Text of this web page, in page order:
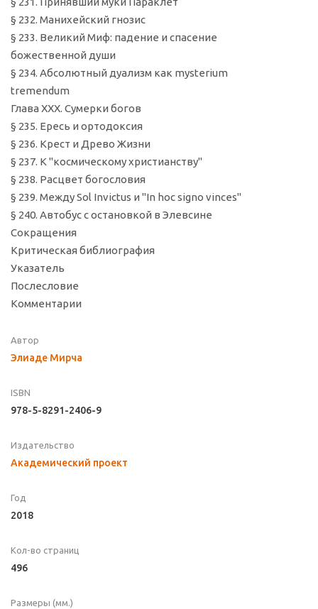
§ 232. Манихейский гнозис
§ 233. Великий Миф: падение и спасение
божественной души
§ 234. Абсолютный дуализм как mysterium
tremendum
Глава XXX. Сумерки богов
§ 235. Ересь и ортодоксия
§ 236. Крест и Древо Жизни
§ 237. К "космическому христианству"
§ 238. Расцвет богословия
§ 239. Между Sol Invictus и "In hoc signo vinces"
§ 240. Автобус с остановкой в Элевсине
Сокращения
Критическая библиография
Указатель
Послесловие
Комментарии
Автор
Элиаде Мирча
ISBN
978-5-8291-2406-9
Издательство
Академический проект
Год
2018
Кол-во страниц
496
Размеры (мм.)